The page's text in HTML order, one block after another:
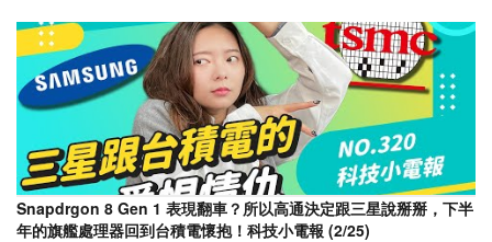
Snapdrgon 8 Gen 1 表現翻車？所以高通決定跟三星說掰掰，下半
年的旗艦處理器回到台積電懷抱！科技小電報 (2/25)